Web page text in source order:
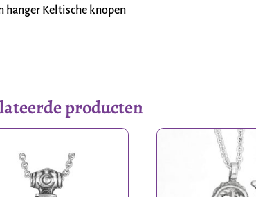
hanger Keltische knopen
producten